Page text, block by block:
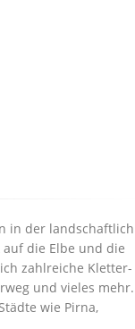
in der landschaftlich
auf die Elbe und die
zahlreiche Kletter-
und vieles mehr.
wie Pirna,